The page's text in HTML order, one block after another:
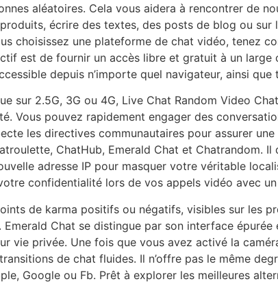
aléatoires. Cela vous aidera à rencontrer de
écrire des textes, des posts de blog ou sur
choisissez une plateforme de chat vidéo, tenez
est de fournir un accès libre et gratuit à un
depuis n’importe quel navigateur, ainsi
sur 2.5G, 3G ou 4G, Live Chat Random Video
Vous pouvez rapidement engager des
les directives communautaires pour assurer
ChatHub, Emerald Chat et Chatrandom.
adresse IP pour masquer votre véritable
confidentialité lors de vos appels vidéo avec un
de karma positifs ou négatifs, visibles sur les
Emerald Chat se distingue par son interface
vie privée. Une fois que vous avez activé la
de chat fluides. Il n’offre pas le même
Google ou Fb. Prêt à explorer les meilleures